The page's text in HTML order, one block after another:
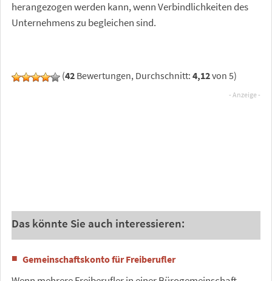
herangezogen werden kann, wenn Verbindlichkeiten des
Unternehmens zu begleichen sind.
(42 Bewertungen, Durchschnitt: 4,12von 5)
Das könnte Sie auch interessieren:
Gemeinschaftskonto für Freiberufler